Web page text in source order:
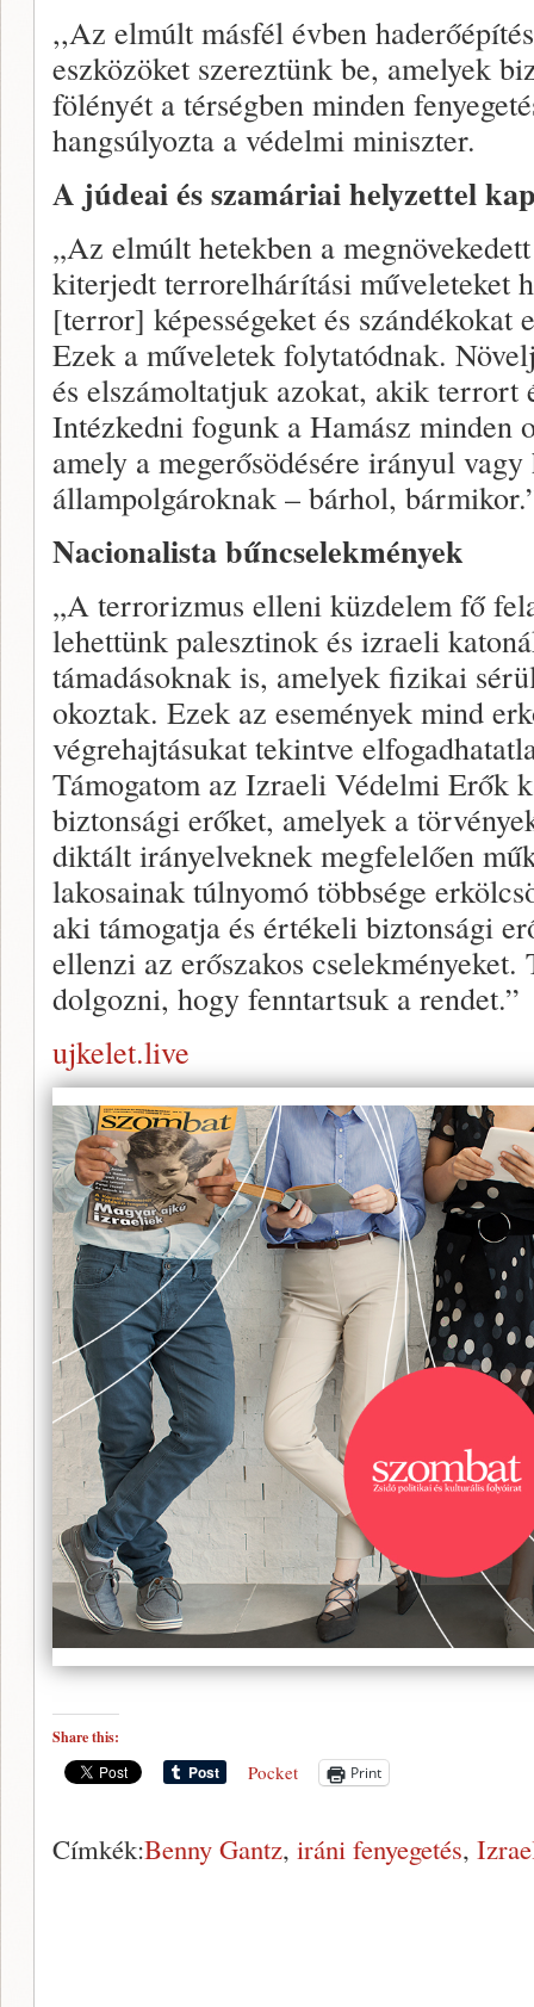
,,Az elmúlt másfél évben
eszközöket szereztünk be, amelyek
fölényét a térségben minden
hangsúlyozta a védelmi miniszter.
A júdeai és szamáriai helyzettel
„Az elmúlt hetekben a
kiterjedt terrorelhárítási műveleteket
[terror] képességeket és szándékokat
Ezek a műveletek folytatódnak.
és elszámoltatjuk azokat, akik terrort
Intézkedni fogunk a Hamász minden
amely a megerősödésére irányul
állampolgároknak – bárhol,
Nacionalista bűncselekmények
„A terrorizmus elleni küzdelem fő
lehettünk palesztinok és izraeli
támadásoknak is, amelyek fizikai
okoztak. Ezek az események mind
végrehajtásukat tekintve
Támogatom az Izraeli Védelmi Erők
biztonsági erőket, amelyek a
diktált irányelveknek megfelelően
lakosainak túlnyomó többsége
aki támogatja és értékeli biztonsági
ellenzi az erőszakos
dolgozni, hogy fenntartsuk a rendet.”
ujkelet.live
Share this:
Pocket Print
Címkék:Benny Gantz, iráni fenyegetés,